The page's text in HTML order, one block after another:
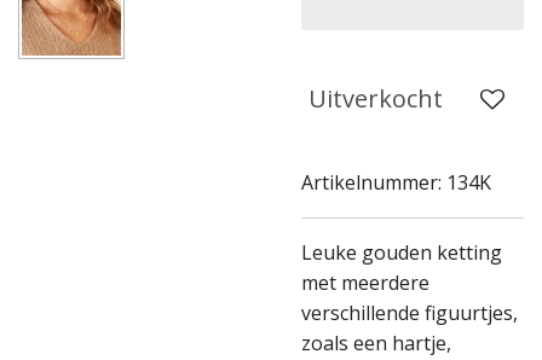
Uitverkocht
Artikelnummer: 134K
Leuke gouden ketting
met meerdere
verschillende figuurtjes,
zoals een hartje,